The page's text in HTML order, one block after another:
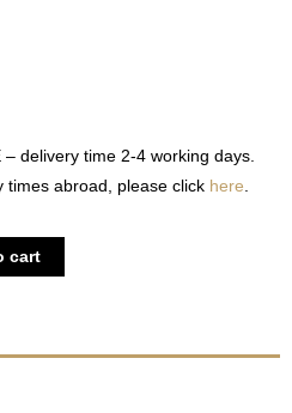
delivery time 2-4 working days.
times abroad, please click here
cart